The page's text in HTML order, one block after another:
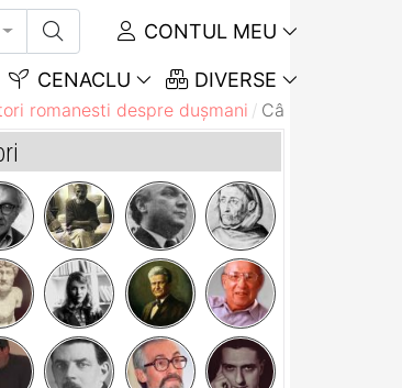
CONTUL MEU
CENACLU DIVERSE
romanesti despre dușmani Câte slugi ai,